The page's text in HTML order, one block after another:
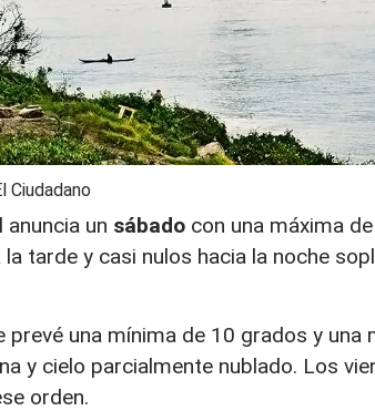
Ciudadano
un sábado con una máxima
tarde y casi nulos hacia la noche
prevé una mínima de 10 grados y una
y cielo parcialmente nublado. Los
orden.